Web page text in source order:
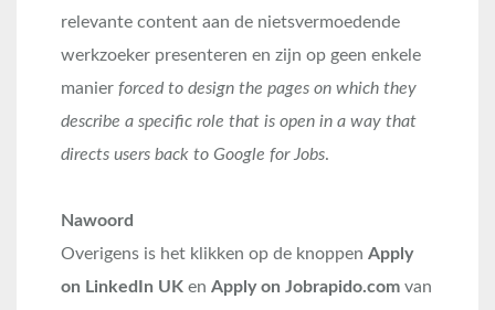
relevante content aan de nietsvermoedende
werkzoeker presenteren en zijn op geen enkele
manier forced to design the pages on which they
describe a specific role that is open in a way that
directs users back to Google for Jobs.
Nawoord
Overigens is het klikken op de knoppen Apply
on LinkedIn UK en Apply on Jobrapido.com van